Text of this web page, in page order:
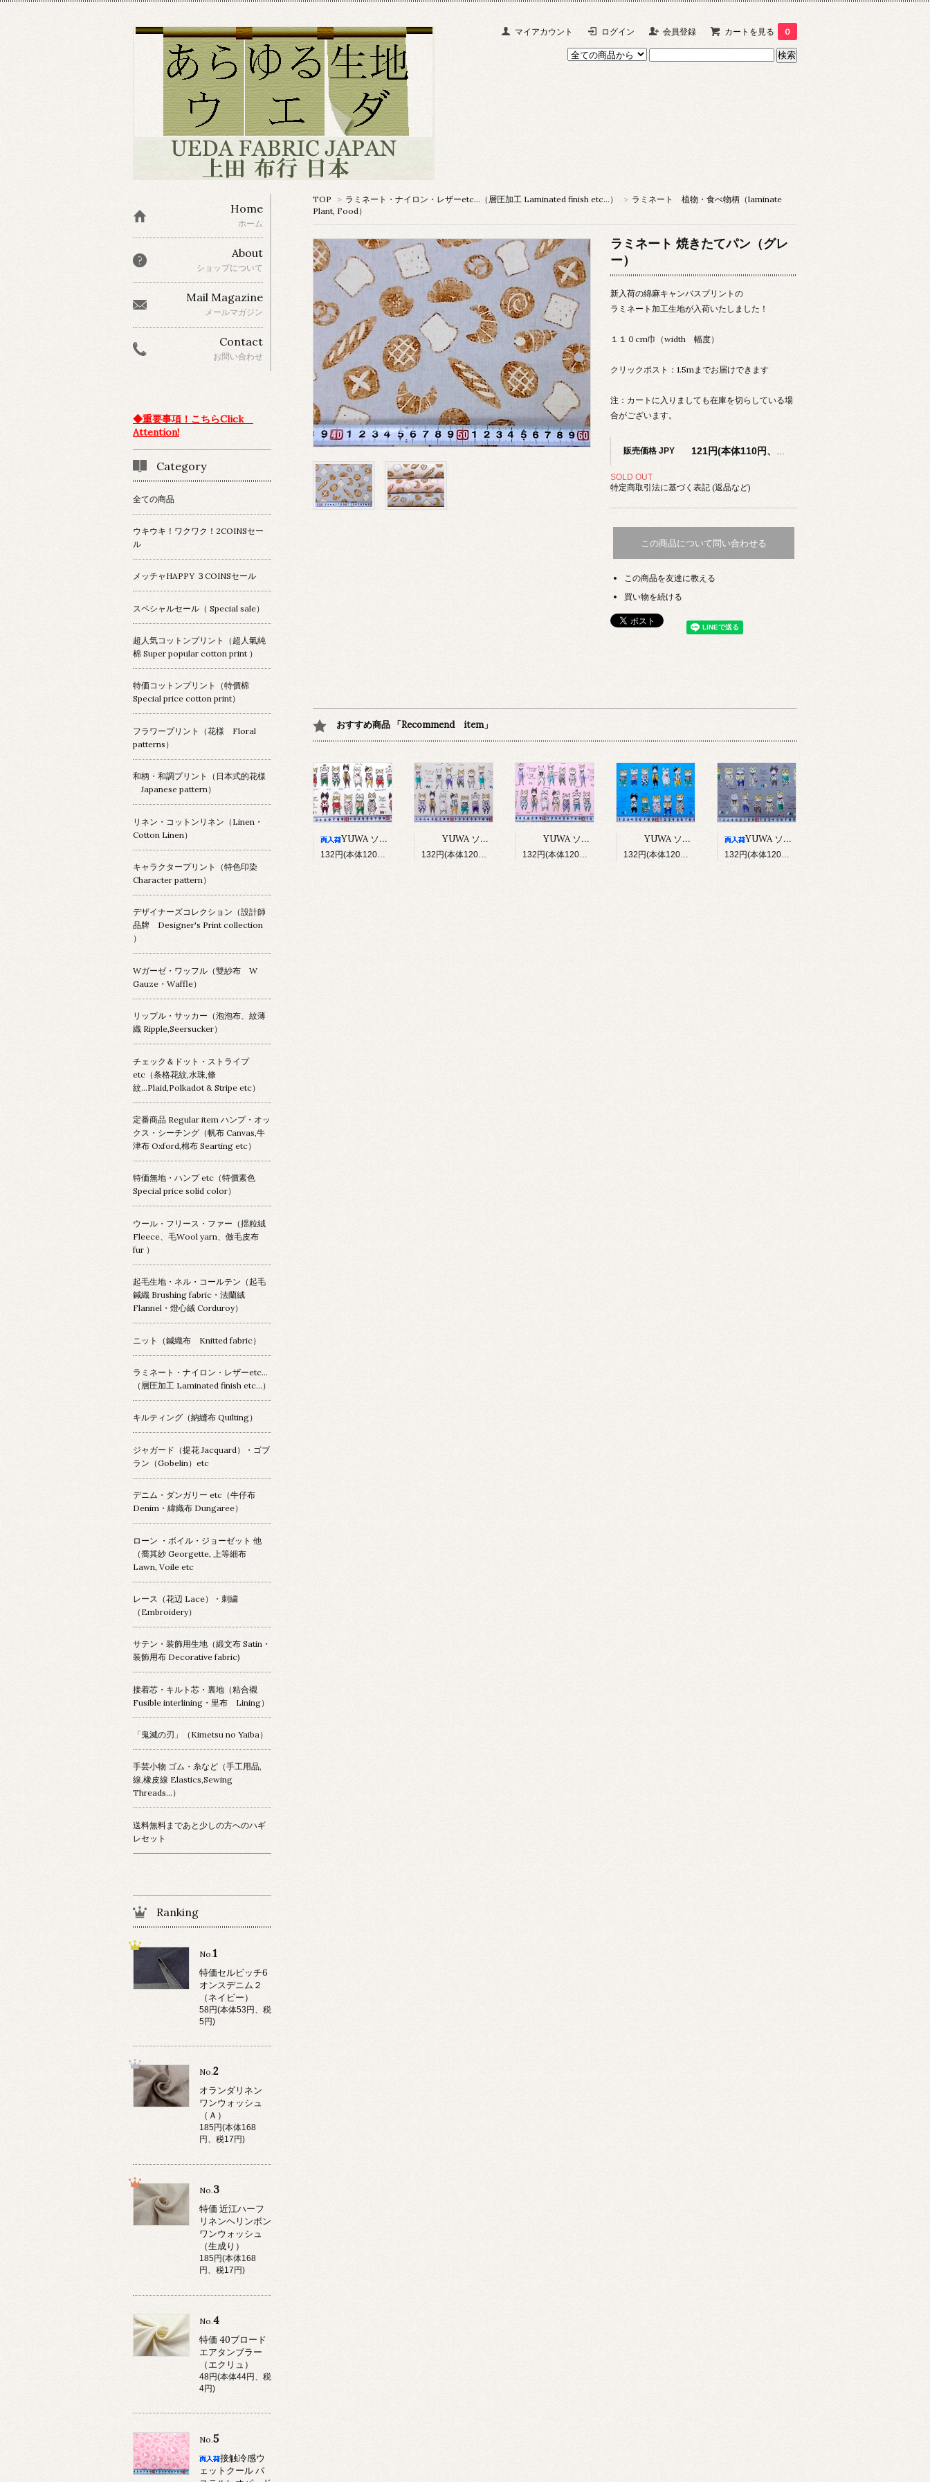
マイアカウント ログイン 会員登録 カートを見る 0
TOP > ラミネート・ナイロン・レザーetc…（層圧加工 Laminated finish etc…） > ラミネート 植物・食べ物柄（laminate
Plant, Food）
ラミネート 焼きたてパン（グレ
ー）
新入荷の綿麻キャンバスプリントの
ラミネート加工生地が入荷いたしました！
１１０cm巾（width 幅度）
クリックポスト：1.5mまでお届けできます
注：カートに入りましても在庫を切らしている場
合がございます。
販売価格 JPY
SOLD OUT
特定商取引法に基づく表記 (返品など)
この商品について問い合わせる
この商品を友達に教える
買い物を続ける
おすすめ商品 「Recommend item」
YUWA ソバカスキッズ Rough sketch（アイボリー） YUWA ソバカスキッズ Rough sketch（ライトグレージュ） YUWA ソバカスキッズ Rough sketch（ライトピンク） YUWA ソバカスキッズ Rough sketch（ブルー） YUWA ソバカスキッズ Rough sketch（グレー）
Home
ホーム
About
ショップについて
Mail Magazine
メールマガジン
Contact
お問い合わせ
◆重要事項！こちらClick
Attention!
Category
全ての商品
ウキウキ！ワクワク！2COINSセー
ル
メッチャHAPPY ３COINSセール
スペシャルセール（ Special sale）
超人気コットンプリント（超人氣純
棉 Super popular cotton print ）
特価コットンプリント（特價棉
Special price cotton print）
フラワープリント（花様 Floral
patterns）
和柄・和調プリント（日本式的花様
Japanese pattern）
リネン・コットンリネン（Linen・
Cotton Linen）
キャラクタープリント（特色印染
Character pattern）
デザイナーズコレクション（設計師
品牌 Designer's Print collection
）
Wガーゼ・ワッフル（雙紗布 W
Gauze・Waffle）
リップル・サッカー（泡泡布、紋薄
織 Ripple,Seersucker）
チェック＆ドット・ストライプ
etc（条格花紋,水珠,條
紋...Plaid,Polkadot & Stripe etc）
定番商品 Regular item ハンプ・オッ
クス・シーチング（帆布 Canvas,牛
津布 Oxford,棉布 Searting etc）
特価無地・ハンプ etc（特價素色
Special price solid color）
ウール・フリース・ファー（揺粒絨
Fleece、毛Wool yarn、倣毛皮布
fur ）
起毛生地・ネル・コールテン（起毛
鍼織 Brushing fabric・法蘭絨
Flannel・燈心絨 Corduroy）
ニット（鍼織布 Knitted fabric）
ラミネート・ナイロン・レザーetc…
（層圧加工 Laminated finish etc…）
キルティング（納縫布 Quilting）
ジャガード（提花 Jacquard）・ゴブ
ラン（Gobelin）etc
デニム・ダンガリー etc（牛仔布
Denim・緯織布 Dungaree）
ローン ・ボイル・ジョーゼット 他
（喬其紗 Georgette, 上等細布
Lawn, Voile etc
レース（花辺 Lace）・刺繍
（Embroidery）
サテン・装飾用生地（緞文布 Satin・
装飾用布 Decorative fabric)
接着芯・キルト芯・裏地（粘合襯
Fusible interlining・里布 Lining）
「鬼滅の刃」（Kimetsu no Yaiba）
手芸小物 ゴム・糸など（手工用品,
線,橡皮線 Elastics,Sewing
Threads...）
送料無料まであと少しの方へのハギ
レセット
Ranking
No.1
特価セルビッチ6
オンスデニム２
（ネイビー）
58円(本体53円、税
5円)
No.2
オランダリネン
ワンウォッシュ
（Ａ）
185円(本体168
円、税17円)
No.3
特価 近江ハーフ
リネンヘリンボン
ワンウォッシュ
（生成り）
185円(本体168
円、税17円)
No.4
特価 40ブロード
エアタンブラー
（エクリュ）
48円(本体44円、税
4円)
No.5
接触冷感ウ
ェットクール パ